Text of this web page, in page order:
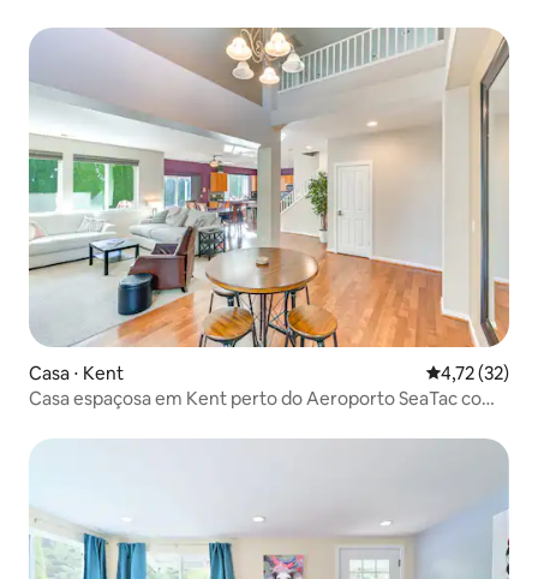
Casa ⋅ Kent 4,72 de uma
4,72 (32)
Casa espaçosa em Kent perto do Aeroporto SeaTac com